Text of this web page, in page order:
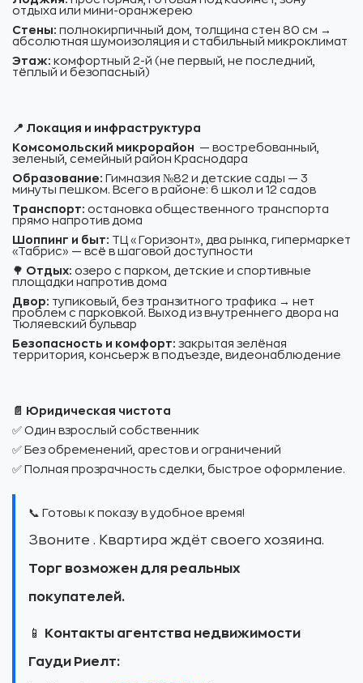
отдыха или мини-оранжерею
Стены: полнокирпичный дом, толщина стен 80 см →
абсолютная шумоизоляция и стабильный микроклимат
Этаж: комфортный 2-й (не первый, не последний,
тёплый и безопасный)
📍 Локация и инфраструктура
Комсомольский микрорайон — востребованный,
зеленый, семейный район Краснодара
Образование: Гимназия №82 и детские сады — 3
минуты пешком. Всего в районе: 6 школ и 12 садов
Транспорт: остановка общественного транспорта
прямо напротив дома
Шоппинг и быт: ТЦ «Горизонт», два рынка, гипермаркет
«Табрис» — всё в шаговой доступности
🌳 Отдых: озеро с парком, детские и спортивные
площадки напротив дома
Двор: тупиковый, без транзитного трафика → нет
проблем с парковкой. Выход из внутреннего двора на
Тюляевский бульвар
Безопасность и комфорт: закрытая зелёная
территория, консьерж в подъезде, видеонаблюдение
📄 Юридическая чистота
✅ Один взрослый собственник
✅ Без обременений, арестов и ограничений
✅ Полная прозрачность сделки, быстрое оформление.
📞 Готовы к показу в удобное время!
Звоните . Квартира ждёт своего хозяина.
Торг возможен для реальных
покупателей.
📱 Контакты агентства недвижимости
Гауди Риелт: